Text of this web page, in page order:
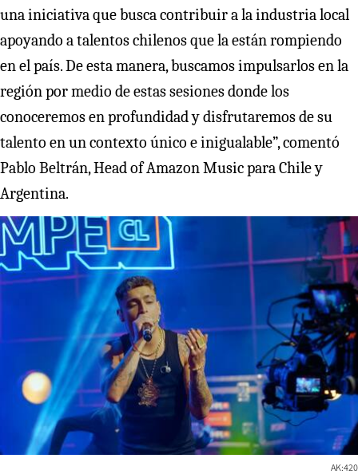
una iniciativa que busca contribuir a la industria local
apoyando a talentos chilenos que la están rompiendo
en el país. De esta manera, buscamos impulsarlos en la
región por medio de estas sesiones donde los
conoceremos en profundidad y disfrutaremos de su
talento en un contexto único e inigualable”, comentó
Pablo Beltrán, Head of Amazon Music para Chile y
Argentina.
AK:420